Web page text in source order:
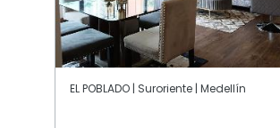
EL POBLADO | Suroriente | Medellín